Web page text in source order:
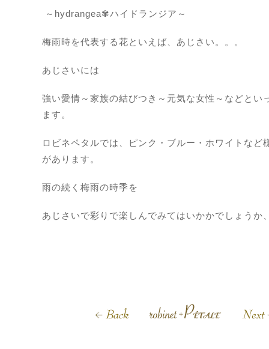
～hydrangea✾ハイドランジア～
梅雨時を代表する花といえば、あじさい。。。
あじさいには
強い愛情～家族の結びつき～元気な女性～などとい
ます。
ロビネペタルでは、ピンク・ブルー・ホワイトなど
があります。
雨の続く梅雨の時季を
あじさいで彩りで楽しんでみてはいかかでしょうか